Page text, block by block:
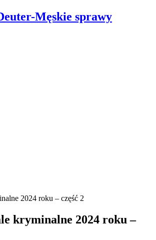
2024 roku – część 2
kryminalne 2024 roku –